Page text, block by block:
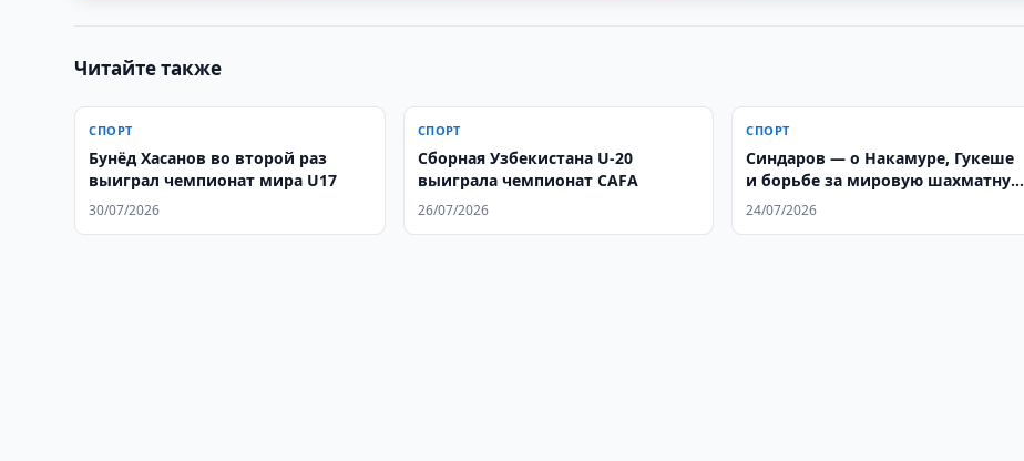
Читайте также
СПОРТ
Бунёд Хасанов во второй раз
выиграл чемпионат мира U17
30/07/2026
СПОРТ
Сборная Узбекистана U-20
выиграла чемпионат CAFA
26/07/2026
СПОРТ
Синдаров — о Накамуре, Гукеше
и борьбе за мировую шахматную
корону
24/07/2026